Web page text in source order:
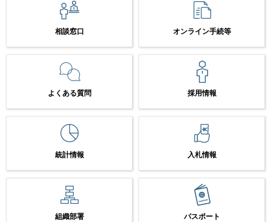
相談窓口 オンライン手続等
よくある質問 採用情報
統計情報 入札情報
組織部署 パスポート